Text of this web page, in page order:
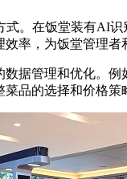
。在饭堂装有AI
率，为饭堂管理者
据管理和优化。
品的选择和价格策